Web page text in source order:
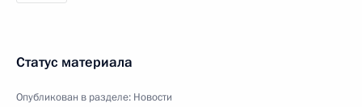
Статус материала
Опубликован в разделе: Новости